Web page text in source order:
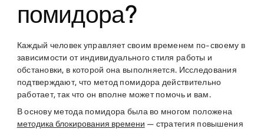
помидора?
Каждый человек управляет своим временем по-своему в
зависимости от индивидуального стиля работы и
обстановки, в которой она выполняется. Исследования
подтверждают, что метод помидора действительно
работает, так что он вполне может помочь и вам.
В основу метода помидора была во многом положена
методика блокирования времени — стратегия повышения